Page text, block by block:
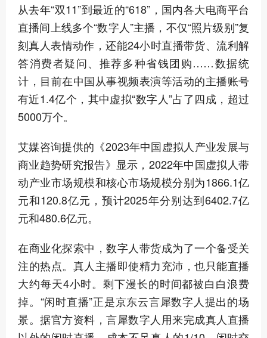
从去年“双11”到最近的“618”，国内各大电商平台
直播间上线多个“数字人”主播，不仅“照片级别”复
刻真人表情动作，还能24小时直播带货、流利解
答消费者疑问、推荐多种省钱团购……数据统
计，目前在中国从事视频表演等活动的主播账号
有近1.4亿个，其中虚拟“数字人”占了四成，超过
5000万个。
艾媒咨询提供的《2023年中国虚拟人产业发展与
商业趋势研究报告》显示，2022年中国虚拟人带
动产业市场规模和核心市场规模分别为1866.1亿
元和120.8亿元，预计2025年分别达到6402.7亿
元和480.6亿元。
在商业化探索中，数字人带货成为了一个备受关
注的热点。真人主播即使精力充沛，也只能直播
大约每天4小时。剩下漫长的时间都被白白浪费
掉。“闲时直播”正是京东云言犀数字人提出的场
景。据官方资料，言犀数字人用来完成真人直播